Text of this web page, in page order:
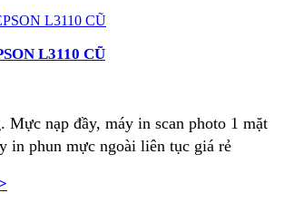
L3110 CŨ
Mực nạp đầy, máy in scan photo 1 mặt
in phun mực ngoài liên tục giá rẻ